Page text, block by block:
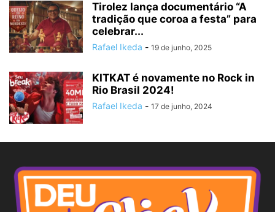
Tirolez lança documentário “A
tradição que coroa a festa” para
celebrar...
Rafael Ikeda - 19 de junho, 2025
KITKAT é novamente no Rock in
Rio Brasil 2024!
Rafael Ikeda - 17 de junho, 2024